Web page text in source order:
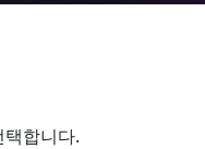
합니다.